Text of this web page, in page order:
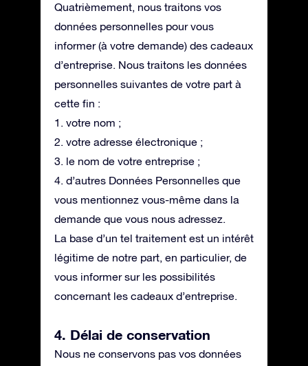
Quatrièmement, nous traitons vos
données personnelles pour vous
informer (à votre demande) des cadeaux
d’entreprise. Nous traitons les données
personnelles suivantes de votre part à
cette fin :
1. votre nom ;
2. votre adresse électronique ;
3. le nom de votre entreprise ;
4. d’autres Données Personnelles que
vous mentionnez vous-même dans la
demande que vous nous adressez.
La base d’un tel traitement est un intérêt
légitime de notre part, en particulier, de
vous informer sur les possibilités
concernant les cadeaux d’entreprise.
4. Délai de conservation
Nous ne conservons pas vos données